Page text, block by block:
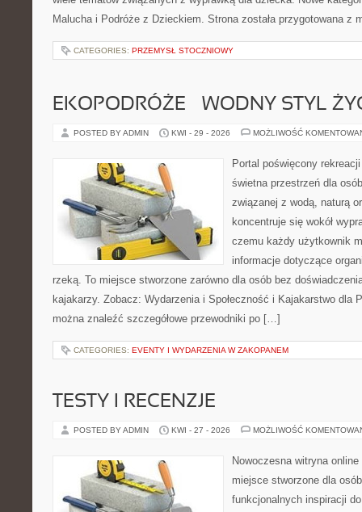
Malucha i Podróże z Dzieckiem. Strona została przygotowana z
CATEGORIES: PRZEMYSŁ STOCZNIOWY
EKOPODRÓŻE – WODNY STYL
POSTED BY ADMIN KWI - 29 - 2026 MOŻLIWOŚĆ
Portal poświęcony
świetna przestrzeń dla
związanej z wodą, naturą
koncentruje się wokół
czemu każdy użytkownik
informacje dotyczące
rzeką. To miejsce stworzone zarówno dla osób bez
kajakarzy. Zobacz: Wydarzenia i Społeczność i Kajakarstwo dla
można znaleźć szczegółowe przewodniki po […]
CATEGORIES: EVENTY I WYDARZENIA W ZAKOPANEM
TESTY I RECENZJE
POSTED BY ADMIN KWI - 27 - 2026 MOŻLIWOŚĆ
Nowoczesna witryna
miejsce stworzone dla
funkcjonalnych inspiracji